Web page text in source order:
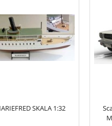
SKALA 1:32